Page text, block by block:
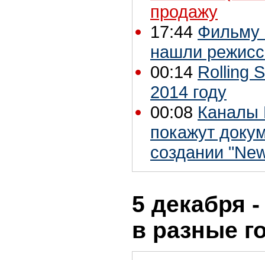
продажу
17:44 Фильму
нашли
00:14 Rolling
2014 году
00:08 Каналы
покажут
создании
5 декабря
в разные